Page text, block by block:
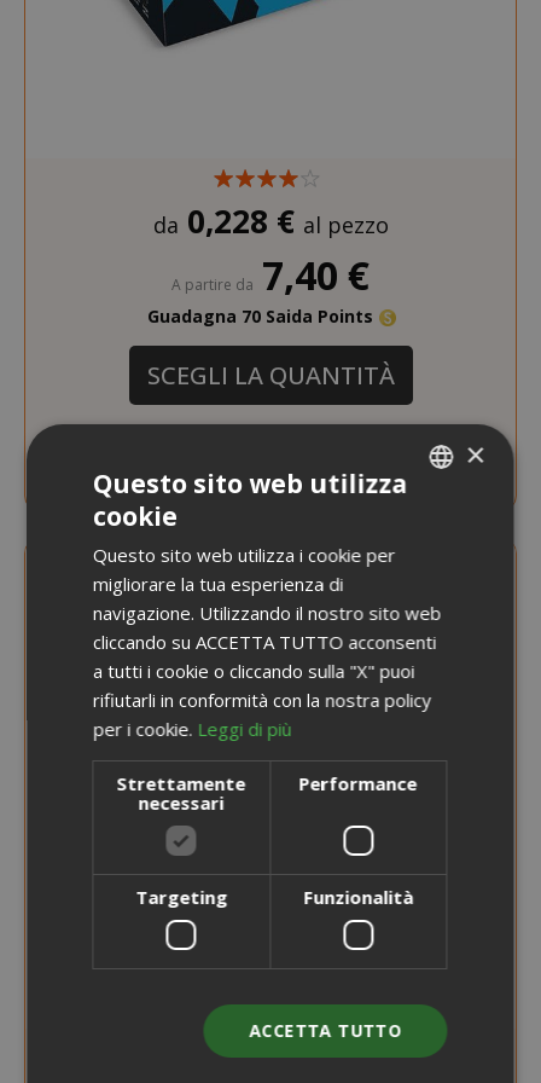
da 0,228 € al pezzo
A partire da 7,40 €
Guadagna 70 Saida Points
SCEGLI LA QUANTITÀ
×
Questo sito web utilizza
cookie
Questo sito web utilizza i cookie per
migliorare la tua esperienza di
navigazione. Utilizzando il nostro sito web
cliccando su ACCETTA TUTTO acconsenti
a tutti i cookie o cliccando sulla "X" puoi
rifiutarli in conformità con la nostra policy
per i cookie. Leggi di più
Strettamente
necessari
Performance
Targeting Funzionalità
ACCETTA TUTTO